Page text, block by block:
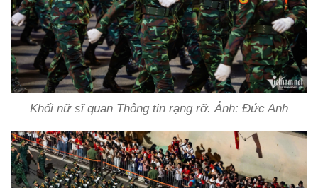
Khối nữ sĩ quan Thông tin rạng rỡ. Ảnh: Đức Anh